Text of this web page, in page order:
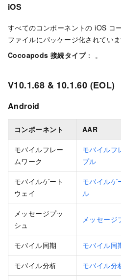
iOS
すべてのコンポーネントの iOS コ
ファイルにパッケージ化されていま
Cocoapods 接続タイプ： 。
V10.1.68 & 10.1.60 (EOL)
Android
コンポーネント AAR
モバイルフレー
ムワーク
モバイルフ
プル
モバイルゲート
ウェイ
モバイルゲ
ル
メッセージプッ
シュ
メッセージ
モバイル同期 モバイル同
モバイル分析 モバイル分